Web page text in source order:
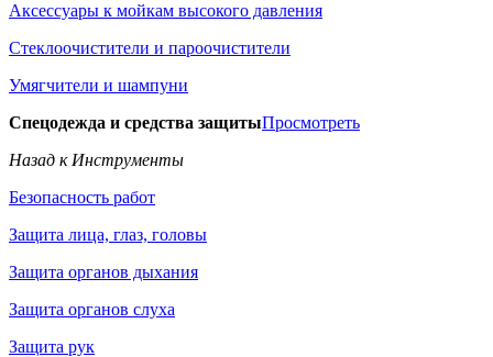
Аксессуары к мойкам высокого давления
Стеклоочистители и пароочистители
Умягчители и шампуни
Спецодежда и средства защитыПросмотреть
Назад к Инструменты
Безопасность работ
Защита лица, глаз, головы
Защита органов дыхания
Защита органов слуха
Защита рук